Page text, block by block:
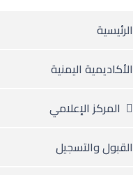
الرئيسية
الأكاديمية اليمنية
المركز الإعلامي
القبول والتسجيل